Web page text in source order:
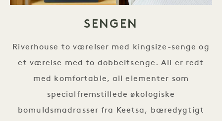
SENGEN
Riverhouse to værelser med kingsize-senge og
et værelse med to dobbeltsenge. All er redt
med komfortable, all elementer som
specialfremstillede økologiske
bomuldsmadrasser fra Keetsa, bæredygtigt